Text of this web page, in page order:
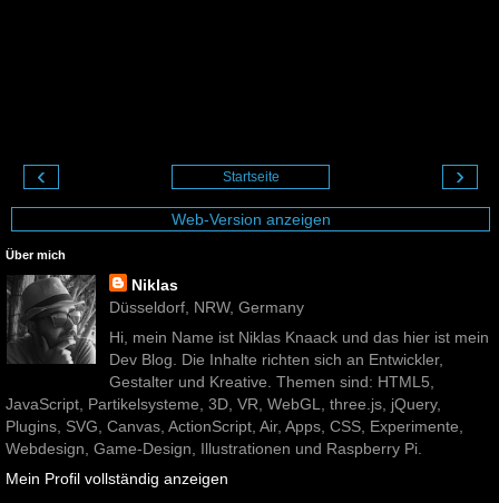
‹ ›
Startseite
Web-Version anzeigen
Über mich
Niklas
Düsseldorf, NRW, Germany
Hi, mein Name ist Niklas Knaack und das hier ist mein
Dev Blog. Die Inhalte richten sich an Entwickler,
Gestalter und Kreative. Themen sind: HTML5,
JavaScript, Partikelsysteme, 3D, VR, WebGL, three.js, jQuery,
Plugins, SVG, Canvas, ActionScript, Air, Apps, CSS, Experimente,
Webdesign, Game-Design, Illustrationen und Raspberry Pi.
Mein Profil vollständig anzeigen